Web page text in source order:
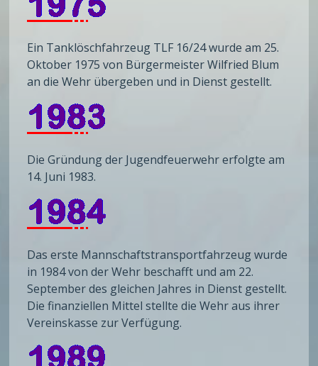
Ein Tanklöschfahrzeug TLF 16/24 wurde am 25.
Oktober 1975 von Bürgermeister Wilfried Blum
an die Wehr übergeben und in Dienst gestellt.
Die Gründung der Jugendfeuerwehr erfolgte am
14. Juni 1983.
Das erste Mannschaftstransportfahrzeug wurde
in 1984 von der Wehr beschafft und am 22.
September des gleichen Jahres in Dienst gestellt.
Die finanziellen Mittel stellte die Wehr aus ihrer
Vereinskasse zur Verfügung.